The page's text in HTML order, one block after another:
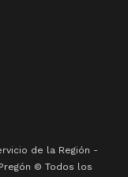
de la Región -
© Todos los